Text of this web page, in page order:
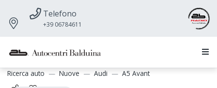
Telefono
+39 06784611
Ricerca auto Nuove Audi A5 Avant